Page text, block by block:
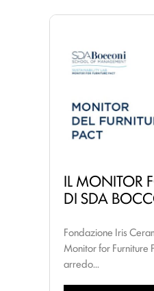
IL MONITOR
DI SDA
Fondazione Iris
Monitor for Furniture
arredo...